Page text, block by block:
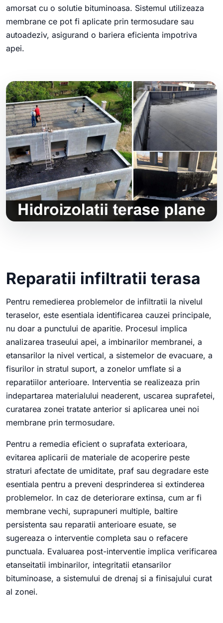
amorsat cu o solutie bituminoasa. Sistemul utilizeaza
membrane ce pot fi aplicate prin termosudare sau
autoadeziv, asigurand o bariera eficienta impotriva
apei.
Reparatii infiltratii terasa
Pentru remedierea problemelor de infiltratii la nivelul
teraselor, este esentiala identificarea cauzei principale,
nu doar a punctului de aparitie. Procesul implica
analizarea traseului apei, a imbinarilor membranei, a
etansarilor la nivel vertical, a sistemelor de evacuare, a
fisurilor in stratul suport, a zonelor umflate si a
reparatiilor anterioare. Interventia se realizeaza prin
indepartarea materialului neaderent, uscarea suprafetei,
curatarea zonei tratate anterior si aplicarea unei noi
membrane prin termosudare.
Pentru a remedia eficient o suprafata exterioara,
evitarea aplicarii de materiale de acoperire peste
straturi afectate de umiditate, praf sau degradare este
esentiala pentru a preveni desprinderea si extinderea
problemelor. In caz de deteriorare extinsa, cum ar fi
membrane vechi, suprapuneri multiple, baltire
persistenta sau reparatii anterioare esuate, se
sugereaza o interventie completa sau o refacere
punctuala. Evaluarea post-interventie implica verificarea
etanseitatii imbinarilor, integritatii etansarilor
bituminoase, a sistemului de drenaj si a finisajului curat
al zonei.